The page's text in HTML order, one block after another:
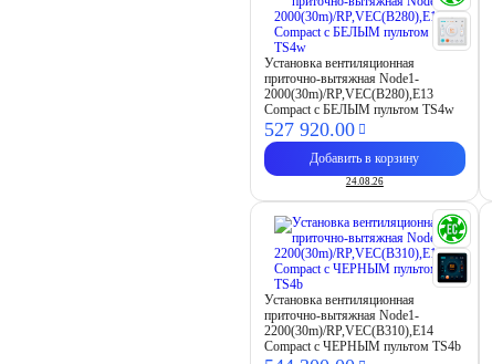
Установка вентиляционная
приточно-вытяжная Node1-
2000(30m)/RP,VEC(B280),E13
Compact с БЕЛЫМ пультом TS4w
527 920.00
Добавить в корзину
24.08.26
Установка вентиляционная
приточно-вытяжная Node1-
2200(30m)/RP,VEC(B310),E14
Compact с ЧЕРНЫМ пультом TS4b